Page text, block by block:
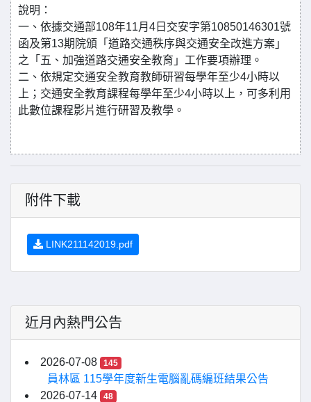
說明：
一、依據交通部108年11月4日交安字第10850146301號
函及第13期院頒「道路交通秩序與交通安全改進方案」
之「五、加強道路交通安全教育」工作要項辦理。
二、依規定交通安全教育教師研習每學年至少4小時以
上；交通安全教育課程每學年至少4小時以上，可多利用
此數位課程影片進行研習及教學。
附件下載
LINK211142019.pdf
近月內熱門公告
2026-07-08 145
員林區 115學年度新生電腦亂碼編班結果公告
2026-07-14
48